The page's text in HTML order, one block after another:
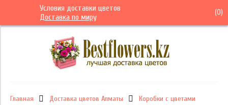
Условия доставки цветов
Доставка по миру
(0)
Главная Доставка цветов Алматы
Коробки с цветами